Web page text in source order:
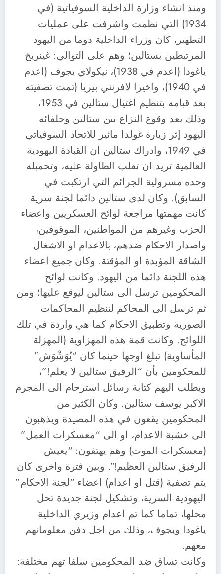
ومنذ انشاء وزارة الداخلية السوفياتية (في
1934) التي نظمت واشرفت على عمليات
التطهير، كان وزراء الداخلية دوما من اليهود
المرتبطين بستالين؛ وهم على التوالي: غينريخ
ياغودا (اعدم في 1938)، نيكولاي يجوف (اعدم
في 1940)، واخيرا لافرنتي بيريا (تمت تصفيته
بعد قيامه بتنظيم اغتيال ستالين في 1953،
وذلك بعد وقوع النزاع بين ستالين وحلفائه
اليهود إثر زيارة غولدا مائير للاتحاد السوفياتي
في 1949، وادراك ستالين ان القيادة اليهودية
العالمية تريد ان تقلب الطاولة عليه، وتحميله
وحده مسرولية الجرائم التي ارتكبت في
السابق). وكان لدى ستالين دائما لجنة سرية
كانت مهمتها مراجعة لوائح العسكريين واعضاء
الحزب وغيرهم من المواطنين، الموقوفين،
واصدار الاحكام ضدهم، بالاعدام او الاشغال
الشاقة المؤبدة او المؤقتة. وكان جميع اعضاء
هذه اللجنة دائما من اليهود. وكانت لوائح
المحكومين ترسل الى ستالين ليوقع عليها؛ ومن
ثم ترسل الى المحاكم لتنظيم المحاكمات
الصورية وتطبيق الاحكام كما هي واردة في تلك
اللوائح. وكانت قمة هذه المهزاوية (المهزلة
المأساوية) تبلغ اوجها حينما كان “يُوَشْوَش”
للمحكومين بأن “الرفيق ستالين لا يعلم!”،
ويطلب اليهم كتابة رسائل استرحام الى المجرم
الاكبر يوسف ستالين. وكان الكثير من
المحكومين يقعون في هذه المصيدة ويذهبون
الى خشبة الاعدام، او الى “معسكرات العمل”
(معسكرات الموت) وهم يهتفون: “يعيش
الرفيق ستالين العظيم!”. وبين فترة واخرى كان
يتم تصفية (قتل او اعدام) اعضاء “لجنة الاحكام”
اليهودية السرية، وتشكيل لجنة جديدة تحل
محلها، تماما كما تم اعدام وزيري الداخلية
ياغودا ويجوف، وذلك من اجل دفن معلوماتهم
معهم.
وكانت تساق ضد المحكومين سلفا تهم مختلفة: